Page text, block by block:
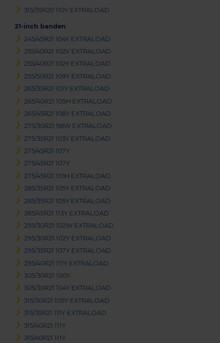
315/35R20 110Y EXTRALOAD
21-inch banden
245/45R21 104Y EXTRALOAD
255/40R21 102V EXTRALOAD
255/40R21 102Y EXTRALOAD
255/50R21 109Y EXTRALOAD
265/35R21 101Y EXTRALOAD
265/40R21 105H EXTRALOAD
265/45R21 108Y EXTRALOAD
275/30R21 98W EXTRALOAD
275/35R21 103Y EXTRALOAD
275/45R21 107Y
275/45R21 107Y
275/45R21 110H EXTRALOAD
285/35R21 105Y EXTRALOAD
285/35R21 105Y EXTRALOAD
285/45R21 113Y EXTRALOAD
295/30R21 102W EXTRALOAD
295/30R21 102Y EXTRALOAD
295/35R21 107Y EXTRALOAD
295/40R21 111Y EXTRALOAD
305/30R21 100Y
305/30R21 104Y EXTRALOAD
315/30R21 105Y EXTRALOAD
315/35R21 111Y EXTRALOAD
315/40R21 111Y
315/40R21 111Y